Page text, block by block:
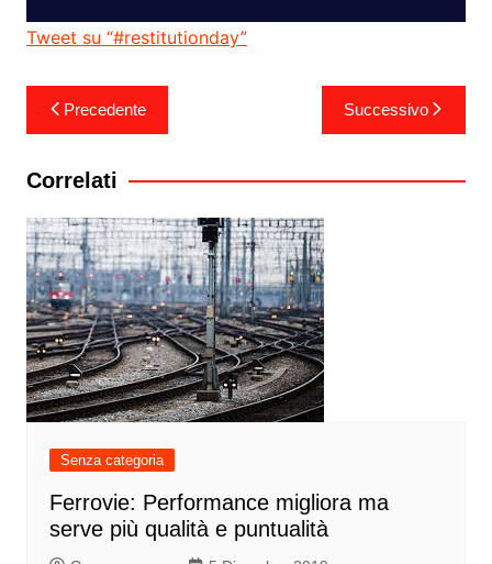
Tweet su “#restitutionday”
Navigazione
articoli
Precedente Successivo
Correlati
Senza categoria
Ferrovie: Performance migliora ma
serve più qualità e puntualità